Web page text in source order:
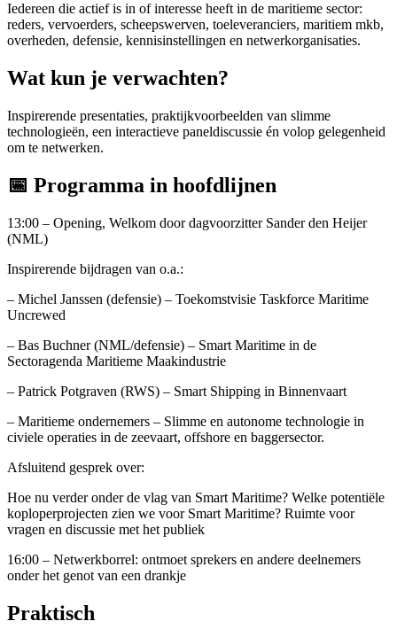
Iedereen die actief is in of interesse heeft in de maritieme sector:
reders, vervoerders, scheepswerven, toeleveranciers, maritiem mkb,
overheden, defensie, kennisinstellingen en netwerkorganisaties.
Wat kun je verwachten?
Inspirerende presentaties, praktijkvoorbeelden van slimme
technologieën, een interactieve paneldiscussie én volop gelegenheid
om te netwerken.
📅 Programma in hoofdlijnen
13:00 – Opening, Welkom door dagvoorzitter Sander den Heijer
(NML)
Inspirerende bijdragen van o.a.:
– Michel Janssen (defensie) – Toekomstvisie Taskforce Maritime
Uncrewed
– Bas Buchner (NML/defensie) – Smart Maritime in de
Sectoragenda Maritieme Maakindustrie
– Patrick Potgraven (RWS) – Smart Shipping in Binnenvaart
– Maritieme ondernemers – Slimme en autonome technologie in
civiele operaties in de zeevaart, offshore en baggersector.
Afsluitend gesprek over:
Hoe nu verder onder de vlag van Smart Maritime? Welke potentiële
koploperprojecten zien we voor Smart Maritime? Ruimte voor
vragen en discussie met het publiek
16:00 – Netwerkborrel: ontmoet sprekers en andere deelnemers
onder het genot van een drankje
Praktisch